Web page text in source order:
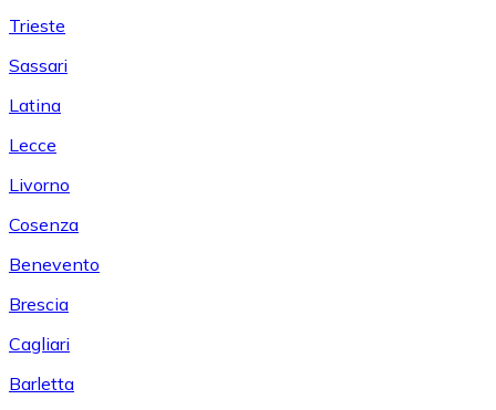
Trieste
Sassari
Latina
Lecce
Livorno
Cosenza
Benevento
Brescia
Cagliari
Barletta